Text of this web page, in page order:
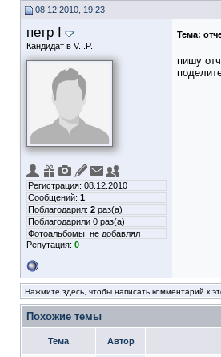
08.12.2010, 19:23
петр I
Кандидат в V.I.P.
Регистрация: 08.12.2010
Сообщений: 1
Поблагодарил: 2 раз(а)
Поблагодарили 0 раз(а)
Фотоальбомы: не добавлял
Репутация: 0
Тема:
пишу
Нажмите здесь, чтобы написать комментарий к
Похожие темы
Тема Автор